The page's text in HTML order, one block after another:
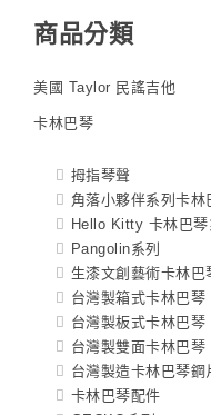
商品分類
美國 Taylor 民謠吉他
卡林巴琴
拇指琴聲
角落小夥伴系列卡林
Hello Kitty 卡林巴琴
Pangolin系列
生漆文創藝術卡林巴
台灣製箱式卡林巴琴
台灣製板式卡林巴琴
台灣製雙面卡林巴琴
台灣製造卡林巴琴鋼
卡林巴琴配件